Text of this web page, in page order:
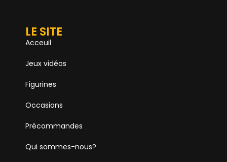
LE SITE
Acceuil
Jeux vidéos
Figurines
Occasions
Précommandes
Qui sommes-nous?